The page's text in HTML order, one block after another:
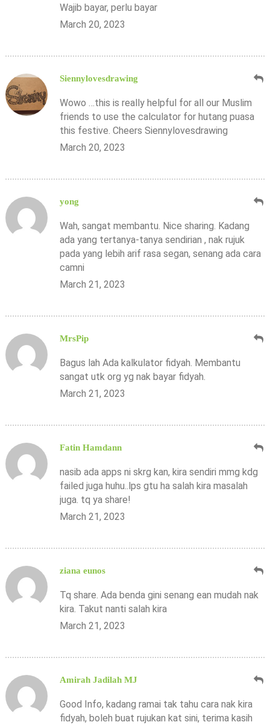
Wajib bayar, perlu bayar
March 20, 2023
Siennylovesdrawing
Wowo …this is really helpful for all our Muslim
friends to use the calculator for hutang puasa
this festive. Cheers Siennylovesdrawing
March 20, 2023
yong
Wah, sangat membantu. Nice sharing. Kadang
ada yang tertanya-tanya sendirian , nak rujuk
pada yang lebih arif rasa segan, senang ada cara
camni
March 21, 2023
MrsPip
Bagus lah Ada kalkulator fidyah. Membantu
sangat utk org yg nak bayar fidyah.
March 21, 2023
Fatin Hamdann
nasib ada apps ni skrg kan, kira sendiri mmg kdg
failed juga huhu..lps gtu ha salah kira masalah
juga. tq ya share!
March 21, 2023
ziana eunos
Tq share. Ada benda gini senang ean mudah nak
kira. Takut nanti salah kira
March 21, 2023
Amirah Jadilah MJ
Good Info, kadang ramai tak tahu cara nak kira
fidyah, boleh buat rujukan kat sini, terima kasih